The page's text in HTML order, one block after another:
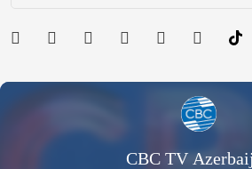
CBC TV